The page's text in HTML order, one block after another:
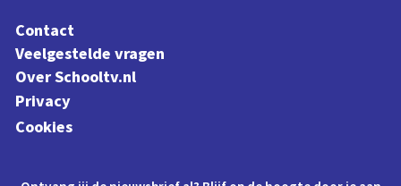
Contact
Veelgestelde vragen
Over Schooltv.nl
Privacy
Cookies